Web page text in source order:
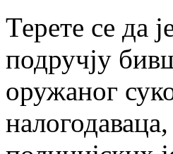
Терете се да
подручју
оружаног